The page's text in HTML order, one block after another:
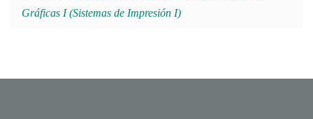
Gráficas I (Sistemas de Impresión I)